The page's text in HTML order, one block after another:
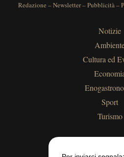
Redazione –Newsletter–Pubblicità–
Notizie
Cultura ed
Sport
Turismo